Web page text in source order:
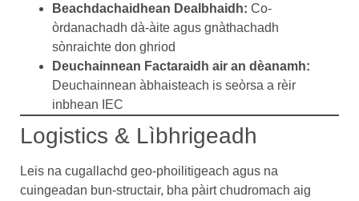
Beachdachaidhean Dealbhaidh: Co-
òrdanachadh dà-àite agus gnàthachadh
sònraichte don ghriod
Deuchainnean Factaraidh air an dèanamh:
Deuchainnean àbhaisteach is seòrsa a rèir
inbhean IEC
Logistics & Lìbhrigeadh
Leis na cugallachd geo-phoilitigeach agus na
cuingeadan bun-structair, bha pàirt chudromach aig